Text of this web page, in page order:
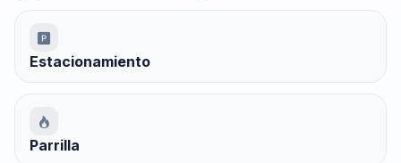
Estacionamiento
Parrilla